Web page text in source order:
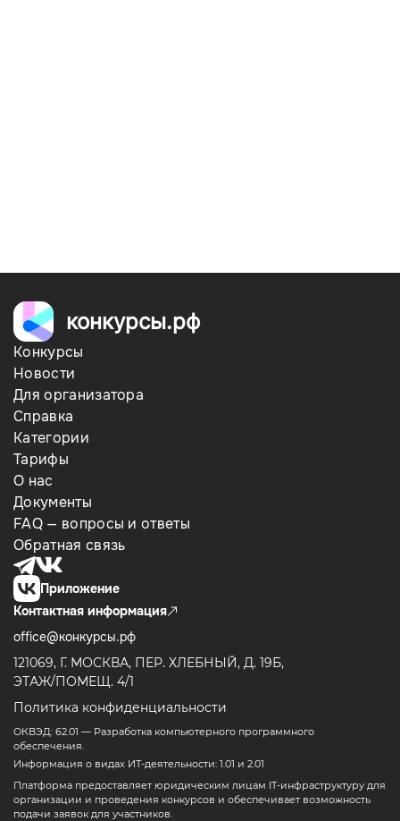
конкурсы.рф
Конкурсы
Новости
Для организатора
Справка
Категории
Тарифы
О нас
Документы
FAQ — вопросы и ответы
Обратная связь
Приложение
Контактная информация
office@конкурсы.рф
121069, Г. МОСКВА, ПЕР. ХЛЕБНЫЙ, Д. 19Б,
ЭТАЖ/ПОМЕЩ. 4/1
Политика конфиденциальности
ОКВЭД: 62.01 — Разработка компьютерного программного
обеспечения.
Информация о видах ИТ-деятельности: 1.01 и 2.01
Платформа предоставляет юридическим лицам IT-инфраструктуру для
организации и проведения конкурсов и обеспечивает возможность
подачи заявок для участников.